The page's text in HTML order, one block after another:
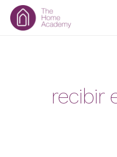
recibir